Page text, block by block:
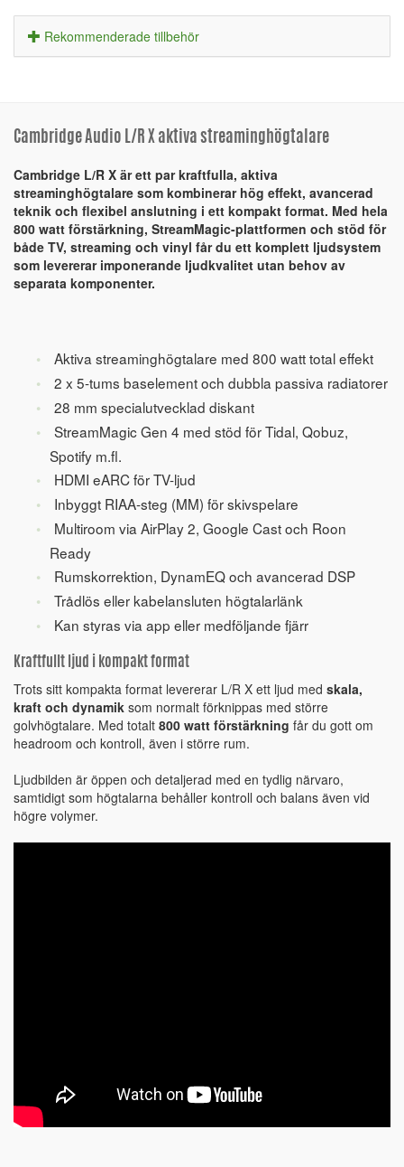
Rekommenderade tillbehör
Cambridge Audio L/R X aktiva streaminghögtalare
Cambridge L/R X är ett par kraftfulla, aktiva
streaminghögtalare som kombinerar hög effekt, avancerad
teknik och flexibel anslutning i ett kompakt format. Med hela
800 watt förstärkning, StreamMagic-plattformen och stöd för
både TV, streaming och vinyl får du ett komplett ljudsystem
som levererar imponerande ljudkvalitet utan behov av
separata komponenter.
Aktiva streaminghögtalare med 800 watt total effekt
2 x 5-tums baselement och dubbla passiva radiatorer
28 mm specialutvecklad diskant
StreamMagic Gen 4 med stöd för Tidal, Qobuz,
Spotify m.fl.
HDMI eARC för TV-ljud
Inbyggt RIAA-steg (MM) för skivspelare
Multiroom via AirPlay 2, Google Cast och Roon
Ready
Rumskorrektion, DynamEQ och avancerad DSP
Trådlös eller kabelansluten högtalarlänk
Kan styras via app eller medföljande fjärr
Kraftfullt ljud i kompakt format
Trots sitt kompakta format levererar L/R X ett ljud med skala,
kraft och dynamik som normalt förknippas med större
golvhögtalare. Med totalt 800 watt förstärkning får du gott om
headroom och kontroll, även i större rum.
Ljudbilden är öppen och detaljerad med en tydlig närvaro,
samtidigt som högtalarna behåller kontroll och balans även vid
högre volymer.